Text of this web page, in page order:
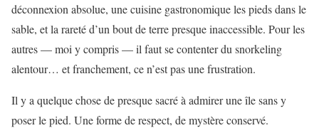
déconnexion absolue, une cuisine gastronomique les pieds dans le
sable, et la rareté d’un bout de terre presque inaccessible. Pour les
autres — moi y compris — il faut se contenter du snorkeling
alentour… et franchement, ce n’est pas une frustration.
Il y a quelque chose de presque sacré à admirer une île sans y
poser le pied. Une forme de respect, de mystère conservé.